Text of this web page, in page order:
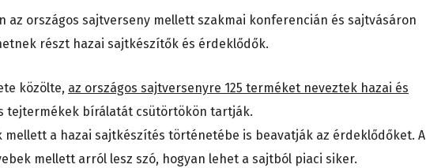
az országos sajtverseny mellett szakmai konferencián és sajtvásáron
részt hazai sajtkészítők és érdeklődők.
közölte, az országos sajtversenyre 125 terméket neveztek hazai és
tejtermékek bírálatát csütörtökön tartják.
mellett a hazai sajtkészítés történetébe is beavatják az érdeklődőket. A
mellett arról lesz szó, hogyan lehet a sajtból piaci siker.